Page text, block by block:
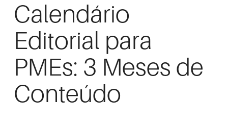
Calendário
Editorial para
PMEs: 3 Meses de
Conteúdo